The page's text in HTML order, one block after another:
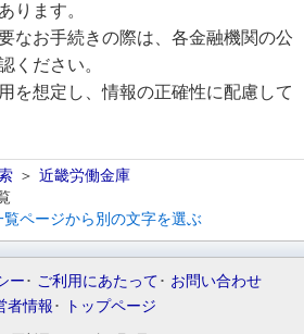
ります。
なお手続きの際は、各金融機関の公
ください。
を想定し、情報の正確性に配慮して
近畿労働金庫
ページから別の文字を選ぶ
ー ご利用にあたって
お問い合わせ
者情報
トップページ